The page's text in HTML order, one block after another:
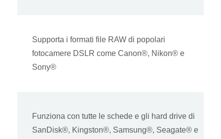
Supporta i formati file RAW di popolari
fotocamere DSLR come Canon®, Nikon® e
Sony®
Funziona con tutte le schede e gli hard drive di
SanDisk®, Kingston®, Samsung®, Seagate® e